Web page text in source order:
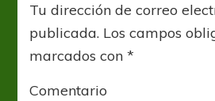
Tu dirección de correo
publicada. Los campos
marcados con*
Comentario